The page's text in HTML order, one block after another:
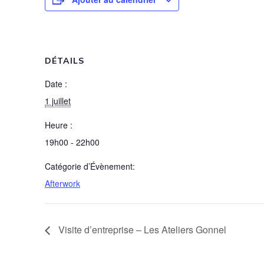
DÉTAILS
Date :
1 juillet
Heure :
19h00 - 22h00
Catégorie d’Évènement:
Afterwork
Visite d’entreprise – Les Ateliers Gonnel